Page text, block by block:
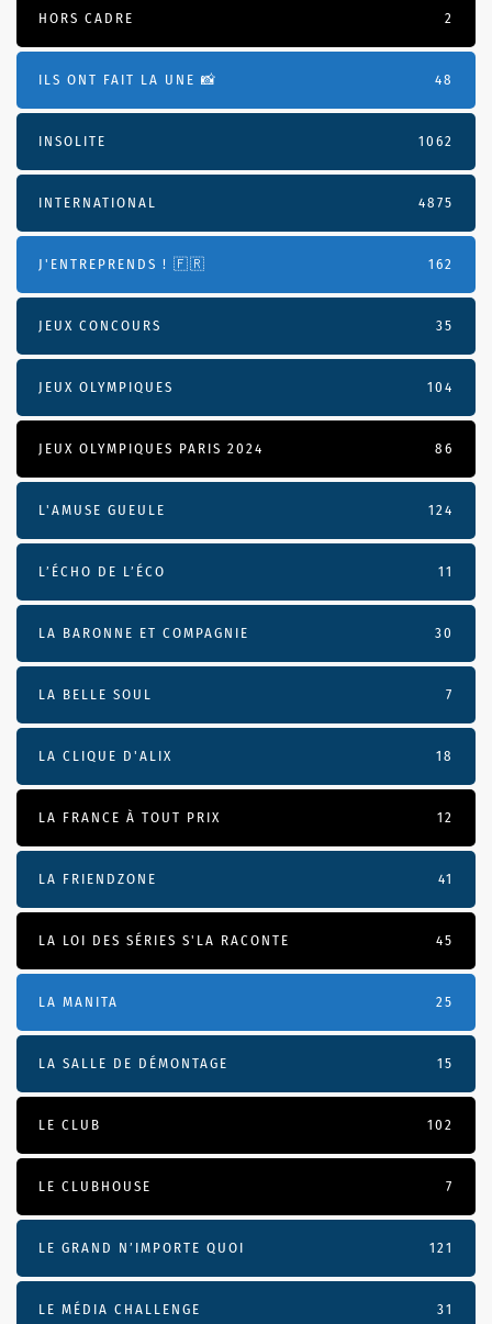
HORS CADRE 2
ILS ONT FAIT LA UNE 📸 48
INSOLITE 1062
INTERNATIONAL 4875
J'ENTREPRENDS ! 🇫🇷 162
JEUX CONCOURS 35
JEUX OLYMPIQUES 104
JEUX OLYMPIQUES PARIS 2024 86
L'AMUSE GUEULE 124
L’ÉCHO DE L’ÉCO 11
LA BARONNE ET COMPAGNIE 30
LA BELLE SOUL 7
LA CLIQUE D'ALIX 18
LA FRANCE À TOUT PRIX 12
LA FRIENDZONE 41
LA LOI DES SÉRIES S'LA RACONTE 45
LA MANITA 25
LA SALLE DE DÉMONTAGE 15
LE CLUB 102
LE CLUBHOUSE 7
LE GRAND N’IMPORTE QUOI 121
LE MÉDIA CHALLENGE 31